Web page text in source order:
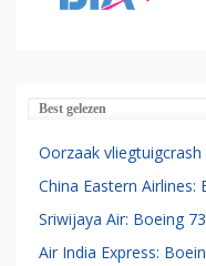
Best gelezen
Oorzaak
China Eastern Airlines:
Sriwijaya Air: Boeing
Air India Express: